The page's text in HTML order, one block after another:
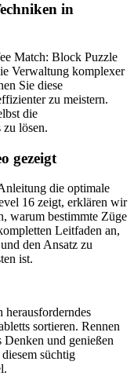
in
Match: Block Puzzle
Verwaltung komplexer
Sie diese
zu meistern.
die
zu lösen.
gezeigt
die optimale
16 zeigt, erklären wir
warum bestimmte Züge
Leitfaden an,
den Ansatz zu
ist.
sortieren. Rennen
Denken und genießen
süchtig